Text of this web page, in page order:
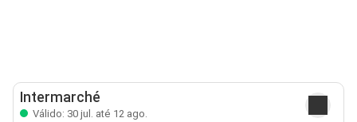
Intermarché
Válido: 30 jul. até 12 ago.